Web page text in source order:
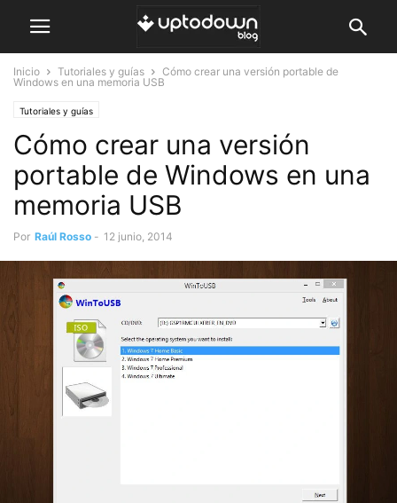
Inicio Tutoriales y guías
Cómo crear una versión portable de
Windows en una memoria USB
Tutoriales y guías
Cómo crear una versión
portable de Windows en una
memoria USB
Por Raúl Rosso - 12 junio, 2014